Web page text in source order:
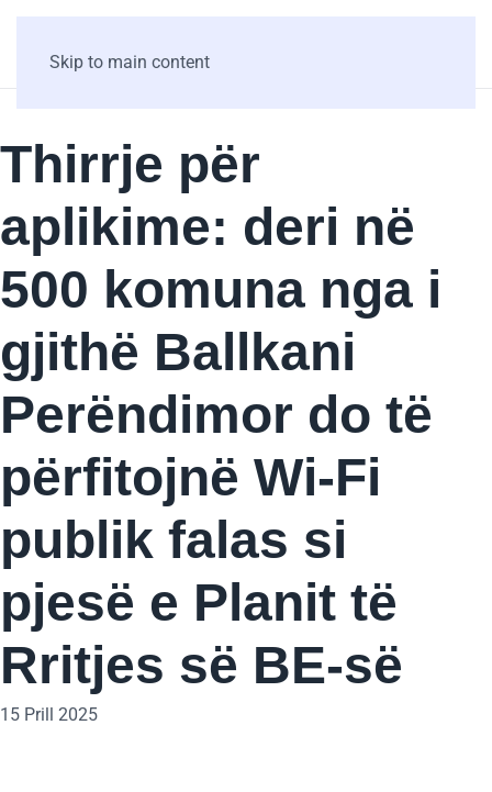
Skip to main content
Thirrje për
aplikime: deri në
500 komuna nga i
gjithë Ballkani
Perëndimor do të
përfitojnë Wi-Fi
publik falas si
pjesë e Planit të
Rritjes së BE-së
15 Prill 2025